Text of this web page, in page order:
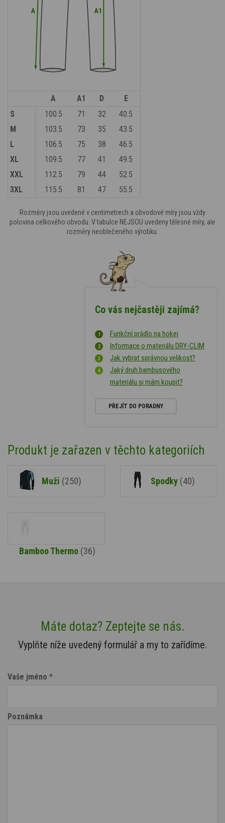
A A1 D
E
S
100.5 71 32
40.5
M
103.5 73 35
43.5
L
106.5 75 38
46.5
XL
109.5 77 41
49.5
XXL
112.5 79 44
52.5
3XL
115.5 81 47 55.5
Rozměry jsou uvedené v centimetrech a obvodové míry jsou vždy
polovina celkového obvodu. V tabulce NEJSOU uvedeny tělesné míry, ale
rozměry neoblečeného výrobku.
Co vás nejčastěji zajímá?
Funkční prádlo na hokej
Informace o materiálu DRY-CLIM
Jak vybrat správnou velikost?
Jaký druh bambusového
materiálu si mám koupit?
PŘEJÍT DO PORADNY
Produkt je zařazen v těchto kategoriích
Muži (250) Spodky (40)
Bamboo Thermo (36)
Máte dotaz? Zeptejte se nás.
Vyplňte níže uvedený formulář a my to zařídíme.
Vaše jméno *
Poznámka